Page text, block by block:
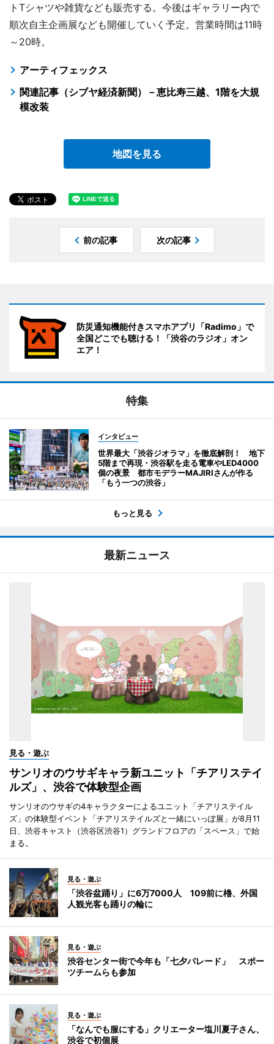
トTシャツや雑貨なども販売する。今後はギャラリー内で
順次自主企画展なども開催していく予定。営業時間は11時
～20時。
アーティフェックス
関連記事（シブヤ経済新聞）－恵比寿三越、1階を大規
模改装
地図を見る
前の記事 次の記事
防災通知機能付きスマホアプリ「Radimo」で
全国どこでも聴ける！「渋谷のラジオ」オン
エア！
特集
インタビュー
世界最大「渋谷ジオラマ」を徹底解剖！ 地下
5階まで再現・渋谷駅を走る電車やLED4000
個の夜景 都市モデラーMAJIRIさんが作る
「もう一つの渋谷」
もっと見る
最新ニュース
見る・遊ぶ
サンリオのウサギキャラ新ユニット「チアリステイ
ルズ」、渋谷で体験型企画
サンリオのウサギの4キャラクターによるユニット「チアリステイル
ズ」の体験型イベント「チアリステイルズと一緒にいっぽ展」が8月11
日、渋谷キャスト（渋谷区渋谷1）グランドフロアの「スペース」で始
まる。
見る・遊ぶ
「渋谷盆踊り」に6万7000人 109前に櫓、外国
人観光客も踊りの輪に
見る・遊ぶ
渋谷センター街で今年も「七夕パレード」 スポー
ツチームらも参加
見る・遊ぶ
「なんでも服にする」クリエーター塩川夏子さん、
渋谷で初個展